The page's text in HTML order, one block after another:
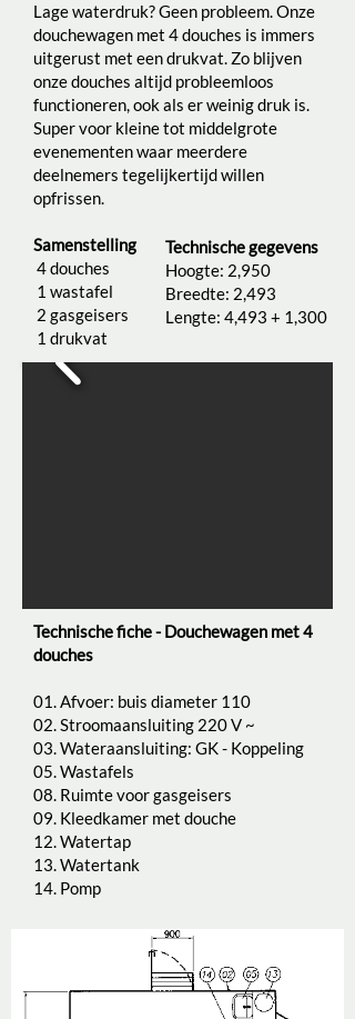
Lage waterdruk? Geen probleem. Onze
douchewagen met 4 douches is immers
uitgerust met een drukvat. Zo blijven
onze douches altijd probleemloos
functioneren, ook als er weinig druk is.
Super voor kleine tot middelgrote
evenementen waar meerdere
deelnemers tegelijkertijd willen
opfrissen.
Samenstelling
4 douches
1 wastafel
2 gasgeisers
1 drukvat
Technische gegevens
Hoogte: 2,950
Breedte: 2,493
Lengte: 4,493 + 1,300
Technische fiche - Douchewagen met 4
douches
01. Afvoer: buis diameter 110
02. Stroomaansluiting 220 V ~
03. Wateraansluiting: GK - Koppeling
05. Wastafels
08. Ruimte voor gasgeisers
09. Kleedkamer met douche
12. Watertap
13. Watertank
14. Pomp